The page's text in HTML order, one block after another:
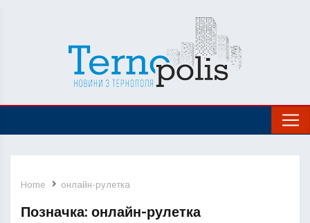
Home онлайн-рулетка
Позначка: онлайн-рулетка